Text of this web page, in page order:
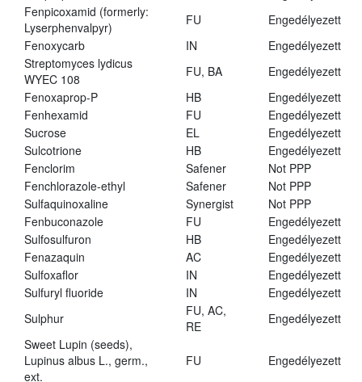
Fenpicoxamid (formerly:
Lyserphenvalpyr)
FU
Engedélyezett
Fenoxycarb
IN
Engedélyezett
Streptomyces lydicus
WYEC 108
FU, BA
Engedélyezett
Fenoxaprop-P
HB
Engedélyezett
Fenhexamid
FU
Engedélyezett
Sucrose
EL
Engedélyezett
Sulcotrione
HB
Engedélyezett
Fenclorim
Safener
Not PPP
Fenchlorazole-ethyl
Safener
Not PPP
Sulfaquinoxaline
Synergist
Not PPP
Fenbuconazole
FU
Engedélyezett
Sulfosulfuron
HB
Engedélyezett
Fenazaquin
AC
Engedélyezett
Sulfoxaflor
IN
Engedélyezett
Sulfuryl fluoride
IN
Engedélyezett
Sulphur
FU, AC,
RE
Engedélyezett
Sweet Lupin (seeds),
Lupinus albus L., germ.,
ext.
FU Engedélyezett